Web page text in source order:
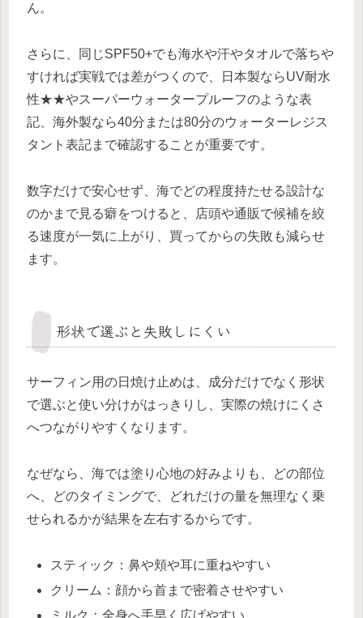
ん。
さらに、同じSPF50+でも海水や汗やタオルで落ちや
すければ実戦では差がつくので、日本製ならUV耐水
性★★やスーパーウォータープルーフのような表
記、海外製なら40分または80分のウォーターレジス
タント表記まで確認することが重要です。
数字だけで安心せず、海でどの程度持たせる設計な
のかまで見る癖をつけると、店頭や通販で候補を絞
る速度が一気に上がり、買ってからの失敗も減らせ
ます。
形状で選ぶと失敗しにくい
サーフィン用の日焼け止めは、成分だけでなく形状
で選ぶと使い分けがはっきりし、実際の焼けにくさ
へつながりやすくなります。
なぜなら、海では塗り心地の好みよりも、どの部位
へ、どのタイミングで、どれだけの量を無理なく乗
せられるかが結果を左右するからです。
スティック：鼻や頬や耳に重ねやすい
クリーム：顔から首まで密着させやすい
ミルク：全身へ手早く広げやすい